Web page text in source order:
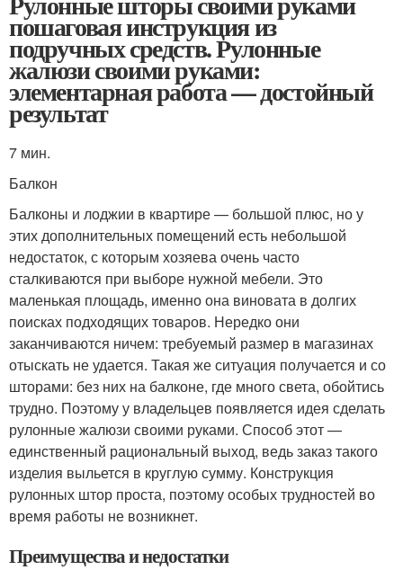
пошаговая инструкция из
подручных средств. Рулонные
жалюзи своими руками:
элементарная работа — достойный
результат
7 мин.
Балкон
Балконы и лоджии в квартире — большой плюс, но у
этих дополнительных помещений есть небольшой
недостаток, с которым хозяева очень часто
сталкиваются при выборе нужной мебели. Это
маленькая площадь, именно она виновата в долгих
поисках подходящих товаров. Нередко они
заканчиваются ничем: требуемый размер в магазинах
отыскать не удается. Такая же ситуация получается и со
шторами: без них на балконе, где много света, обойтись
трудно. Поэтому у владельцев появляется идея сделать
рулонные жалюзи своими руками. Способ этот —
единственный рациональный выход, ведь заказ такого
изделия выльется в круглую сумму. Конструкция
рулонных штор проста, поэтому особых трудностей во
время работы не возникнет.
Преимущества и недостатки